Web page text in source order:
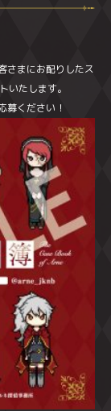
さまにお配りしたス
いたします。
募ください！